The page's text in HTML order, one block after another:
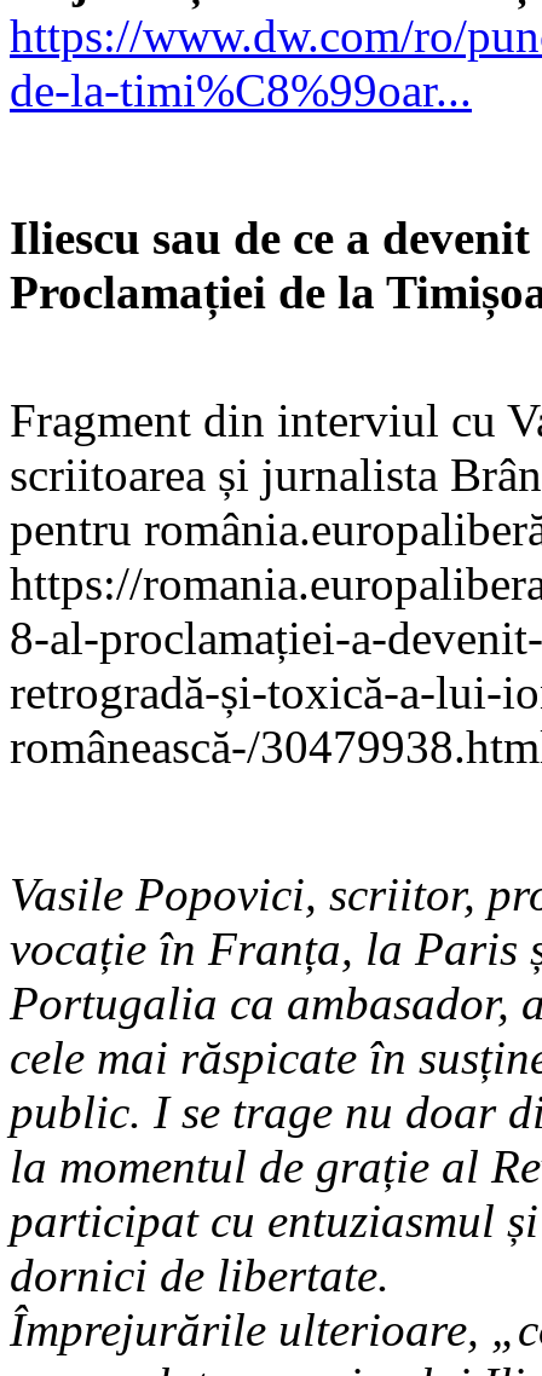
https://www.dw.com/ro/
de-la-timi%C8%99oar...
Iliescu sau de ce a
Proclamației de la
Fragment din interviul cu
scriitoarea și jurnalista
pentru
https://
8-al-proclamației-a-
retrogradă-și-toxică-a-lui-
românească-/
Vasile Popovici, scriitor,
vocație în Franța, la Paris
Portugalia ca ambasador,
cele mai răspicate în
public. I se trage nu doar
la momentul de grație al
participat cu entuziasmul
dornici de libertate.
Împrejurările ulterioare,